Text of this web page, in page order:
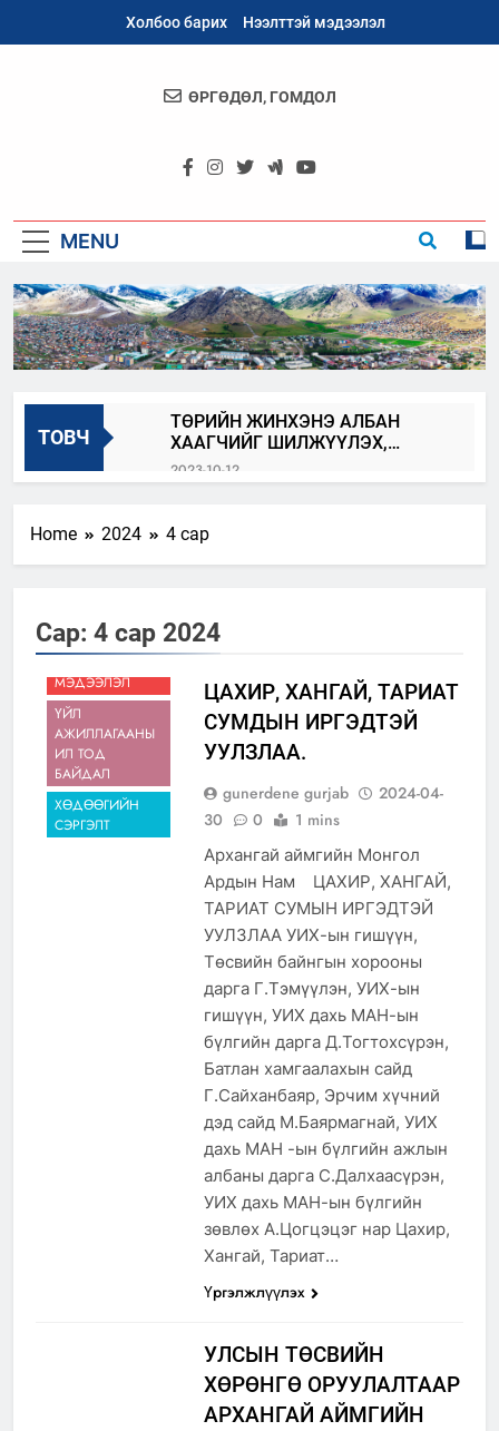
Холбоо барих Нээлттэй мэдээлэл
Архангай
ӨРГӨДӨЛ, ГОМДОЛ
MENU
ТОВЧ
ТӨРИЙН ЖИНХЭНЭ АЛБАН
ХААГЧИЙГ ШИЛЖҮҮЛЭХ,
СЭЛГЭН АЖИЛЛУУЛАХ ЗАР
2023-10-12
2023-06-22
“БИД ИРГЭДЭЭ СОНСОЖ,
ШИЙДНЭ” ӨДРИЙГ ЗОХИОН
2025-04-08
Төрийн албаны зөвлөлийн
зөвлөлийн 2025 оны үйл
ажиллагааны жилийн
2025-04-04
“Шинэтгэлээр түүчээлсэн
салбар зөвлөл” аяны хүрээнд
зохион байгуулах арга
хэмжээний төлөвлөгөө
2025-04-04
Санхүүгийн тайланд хийсэн
аудитын дүгнэлт
Home 2024 4 сар
Сар: 4 сар 2024
БАЙГУУЛАЛТ
МЭДЭЭЛЭЛ
ҮЙЛ
АЖИЛЛАГААНЫ
ИЛ ТОД
БАЙДАЛ
ХӨДӨӨГИЙН
СЭРГЭЛТ
ЦАХИР, ХАНГАЙ, ТАРИАТ
СУМДЫН ИРГЭДТЭЙ
УУЛЗЛАА.
gunerdene gurjab
2024-04-
30
0 1 mins
Архангай аймгийн Монгол
Ардын Нам ЦАХИР, ХАНГАЙ,
ТАРИАТ СУМЫН ИРГЭДТЭЙ
УУЛЗЛАА УИХ-ын гишүүн,
Төсвийн байнгын хорооны
дарга Г.Тэмүүлэн, УИХ-ын
гишүүн, УИХ дахь МАН-ын
бүлгийн дарга Д.Тогтохсүрэн,
Батлан хамгаалахын сайд
Г.Сайханбаяр, Эрчим хүчний
дэд сайд М.Баярмагнай, УИХ
дахь МАН -ын бүлгийн ажлын
албаны дарга С.Далхаасүрэн,
УИХ дахь МАН-ын бүлгийн
зөвлөх А.Цогцэцэг нар Цахир,
Хангай, Тариат…
Үргэлжлүүлэх
УЛСЫН ТӨСВИЙН
ХӨРӨНГӨ ОРУУЛАЛТААР
АРХАНГАЙ АЙМГИЙН